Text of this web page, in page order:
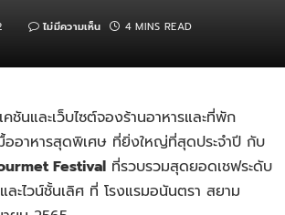
ไม่มีความเห็น 4 MINS READ
และเว็บไซต์จองร้านอาหารและที่พัก
ออาหารสุดพิเศษ ที่ยิ่งใหญ่ที่สุดประจำปี กับ
Festival ที่รวบรวมสุดยอดเชฟระดับ
ะไวน์ชั้นเลิศ ที่ โรงแรมอนันตรา สยาม